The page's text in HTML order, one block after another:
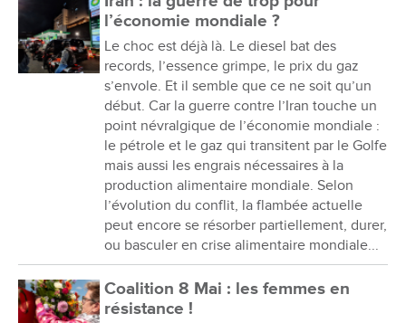
l’économie mondiale ?
Le choc est déjà là. Le diesel bat des
records, l’essence grimpe, le prix du gaz
s’envole. Et il semble que ce ne soit qu’un
début. Car la guerre contre l’Iran touche un
point névralgique de l’économie mondiale :
le pétrole et le gaz qui transitent par le Golfe
mais aussi les engrais nécessaires à la
production alimentaire mondiale. Selon
l’évolution du conflit, la flambée actuelle
peut encore se résorber partiellement, durer,
ou basculer en crise alimentaire mondiale...
Coalition 8 Mai : les femmes en
résistance !